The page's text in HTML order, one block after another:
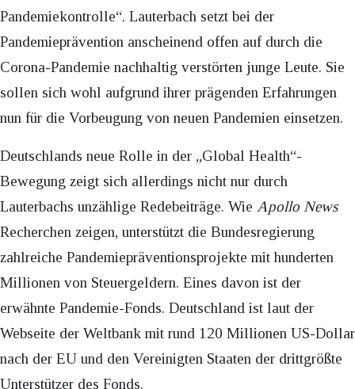
Pandemiekontrolle“. Lauterbach setzt bei der
Pandemieprävention anscheinend offen auf durch die
Corona-Pandemie nachhaltig verstörten junge Leute. Sie
sollen sich wohl aufgrund ihrer prägenden Erfahrungen
nun für die Vorbeugung von neuen Pandemien einsetzen.
Deutschlands neue Rolle in der „Global Health“-
Bewegung zeigt sich allerdings nicht nur durch
Lauterbachs unzählige Redebeiträge. Wie Apollo News
Recherchen zeigen, unterstützt die Bundesregierung
zahlreiche Pandemiepräventionsprojekte mit hunderten
Millionen von Steuergeldern. Eines davon ist der
erwähnte Pandemie-Fonds. Deutschland ist laut der
Webseite der Weltbank mit rund 120 Millionen US-Dollar
nach der EU und den Vereinigten Staaten der drittgrößte
Unterstützer des Fonds.